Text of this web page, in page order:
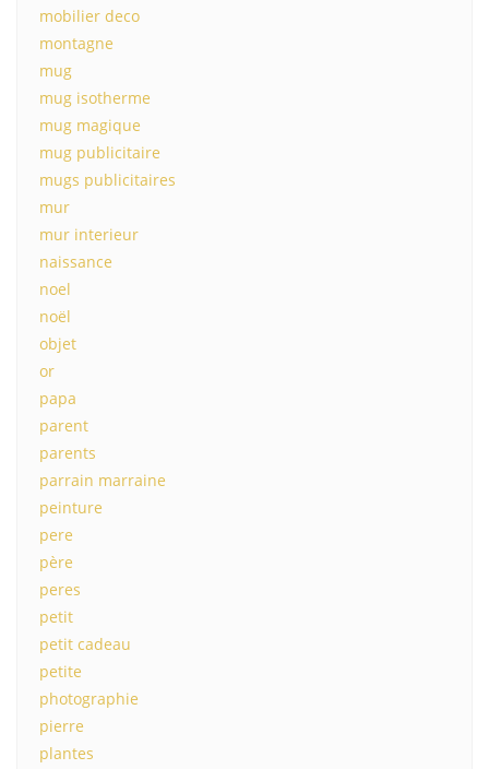
mobilier deco
montagne
mug
mug isotherme
mug magique
mug publicitaire
mugs publicitaires
mur
mur interieur
naissance
noel
noël
objet
or
papa
parent
parents
parrain marraine
peinture
pere
père
peres
petit
petit cadeau
petite
photographie
pierre
plantes